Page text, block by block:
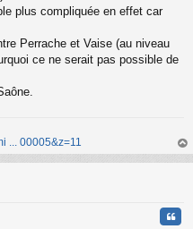
plus compliquée en effet car
Perrache et Vaise (au niveau
ce ne serait pas possible de
... 00005&z=11
au